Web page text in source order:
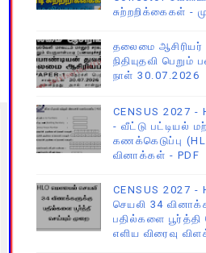
சுற்றறிக்கைகள் -
தலைமை ஆசிரியர்
நிதியுதவி
நாள் 30.07.2026
CENSUS 2027 -
- வீட்டு பட்டியல்
கணக்கெடுப்பு
வினாக்கள் - PDF
CENSUS 2027
செயலி 34
பதில்களை பூர்த்தி
எளிய விரைவு